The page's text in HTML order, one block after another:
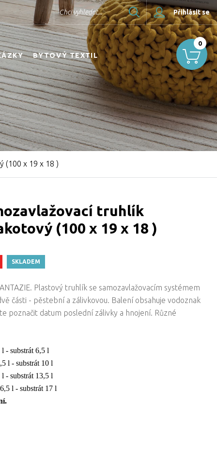
Přihlásit se
Chci vyhledat... Hledat
BYTOVÝ TEXTIL
0
(100 x 19 x 18 )
truhlík
(100 x 19 x 18 )
SKLADEM
Plastový truhlík se samozavlažovacím systémem
části - pěstební a zálivkovou. Balení obsahuje vodoznak
poznačit datum poslední zálivky a hnojení. Různé
- substrát 6,5 l
l - substrát 10 l
- substrát 13,5 l
l - substrát 17 l